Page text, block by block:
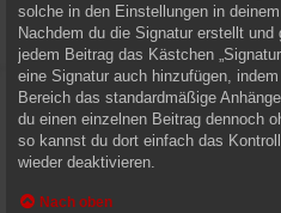
solche in den Einstellungen in
Nachdem du die Signatur erstellt
jedem Beitrag das Kästchen
eine Signatur auch hinzufügen,
Bereich das standardmäßige
du einen einzelnen Beitrag dennoch
so kannst du dort einfach das
wieder deaktivieren.
Nach oben